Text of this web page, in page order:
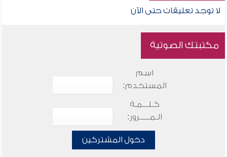
لا توجد تعليقات حتى الآن
مكتبتك الصوتية
اسم
المستخدم:
كـلـــمـة
الـمـــــرور:
دخول المشتركين